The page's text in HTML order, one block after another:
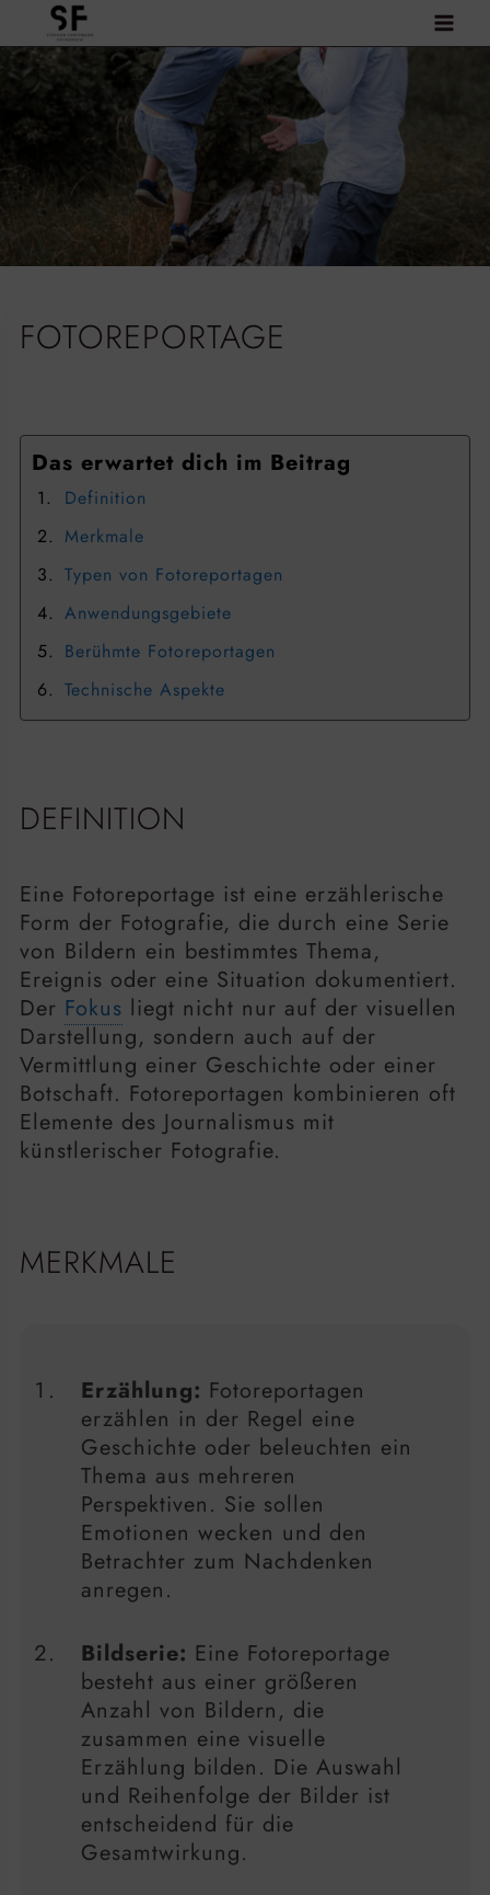
Inhalt
springen
FOTOREPORTAGE
Das erwartet dich im Beitrag
Definition
Merkmale
Typen von Fotoreportagen
Anwendungsgebiete
Berühmte Fotoreportagen
Technische Aspekte
DEFINITION
Eine Fotoreportage ist eine erzählerische
Form der Fotografie, die durch eine Serie
von Bildern ein bestimmtes Thema,
Ereignis oder eine Situation dokumentiert.
Der Fokus liegt nicht nur auf der visuellen
Darstellung, sondern auch auf der
Vermittlung einer Geschichte oder einer
Botschaft. Fotoreportagen kombinieren oft
Elemente des Journalismus mit
künstlerischer Fotografie.
MERKMALE
Erzählung: Fotoreportagen
erzählen in der Regel eine
Geschichte oder beleuchten ein
Thema aus mehreren
Perspektiven. Sie sollen
Emotionen wecken und den
Betrachter zum Nachdenken
anregen.
Bildserie: Eine Fotoreportage
besteht aus einer größeren
Anzahl von Bildern, die
zusammen eine visuelle
Erzählung bilden. Die Auswahl
und Reihenfolge der Bilder ist
entscheidend für die
Gesamtwirkung.